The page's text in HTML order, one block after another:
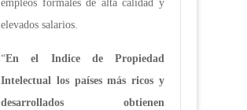
empleos formales de alta calidad y
elevados salarios.
“En el Indice de Propiedad
Intelectual los países más ricos y
desarrollados obtienen